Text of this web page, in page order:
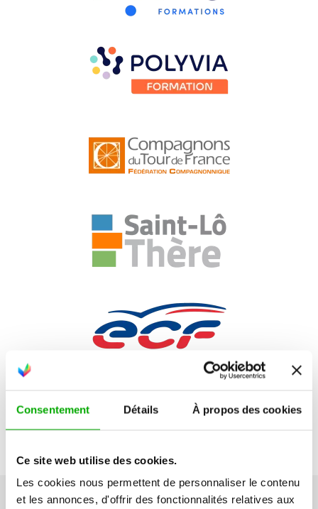
Consentement Détails À propos des cookies
Ce site web utilise des cookies.
Les cookies nous permettent de personnaliser le contenu
et les annonces, d'offrir des fonctionnalités relatives aux